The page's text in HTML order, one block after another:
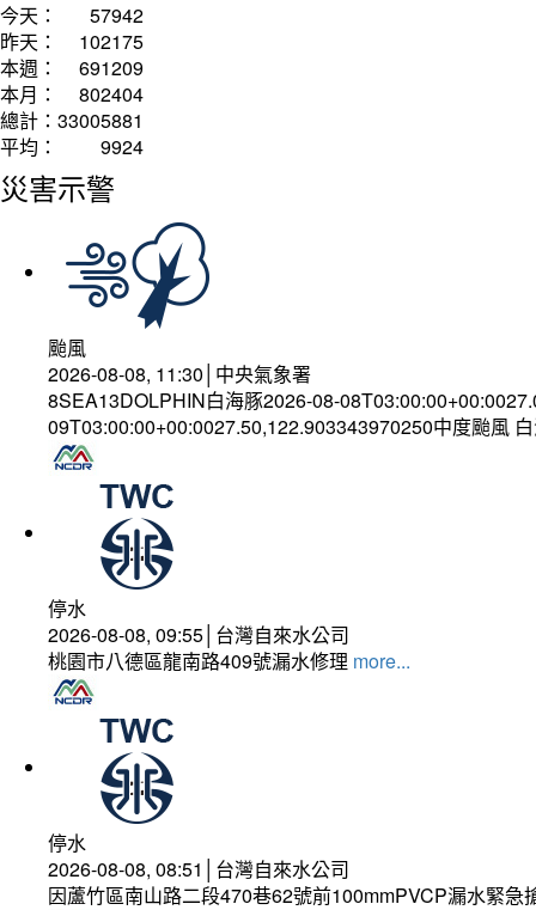
今天：
57942
昨天：
102175
本週：
691209
本月：
802404
總計： 33005881
平均：
9924
災害示警
颱風
2026-08-08, 11:30│中央氣象署
8SEA13DOLPHIN白海豚2026-08-
09T03:00:00+00:0027.50,122.903343970250中度颱風
停水
2026-08-08, 09:55│台灣自來水公司
桃園市八德區龍南路409號漏水修理 more...
停水
2026-08-08, 08:51│台灣自來水公司
因蘆竹區南山路二段470巷62號前100mmPVCP漏水緊急